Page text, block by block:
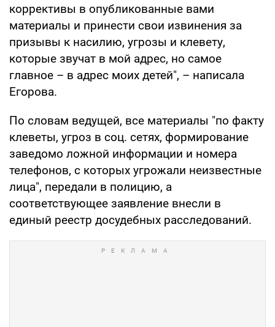
коррективы в опубликованные вами
материалы и принести свои извинения за
призывы к насилию, угрозы и клевету,
которые звучат в мой адрес, но самое
главное – в адрес моих детей", – написала
Егорова.
По словам ведущей, все материалы "по факту
клеветы, угроз в соц. сетях, формирование
заведомо ложной информации и номера
телефонов, с которых угрожали неизвестные
лица", передали в полицию, а
соответствующее заявление внесли в
единый реестр досудебных расследований.